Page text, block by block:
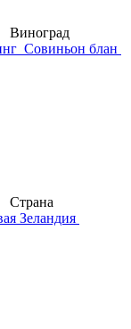
Виноград
Совиньон блан
Страна
Зеландия